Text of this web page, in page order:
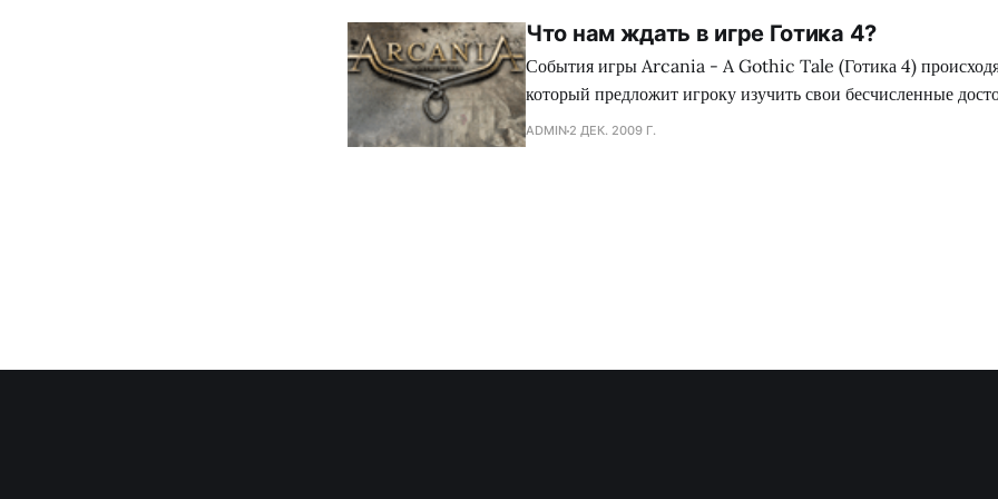
Что нам ждать в игре Готика 4?
События игры Arcania - A Gothic Tale (Готика 4)
который предложит игроку изучить свои бесчисленные
и детали. Различные климатические зоны, обильная флора и
ADMIN 2 ДЕК. 2009 Г.